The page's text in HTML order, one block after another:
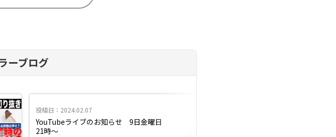
ーブログ
投稿日：2024.02.07
YouTubeライブのお知らせ 9日金曜日
21時～